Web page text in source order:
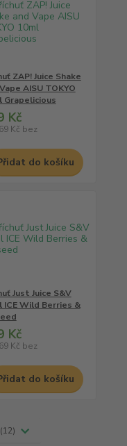
ZAP! Juice Shake
AISU TOKYO
Grapelicious
Kč
Kč bez
do košíku
Just Juice S&V
ICE Wild Berries &
Kč
Kč bez
do košíku